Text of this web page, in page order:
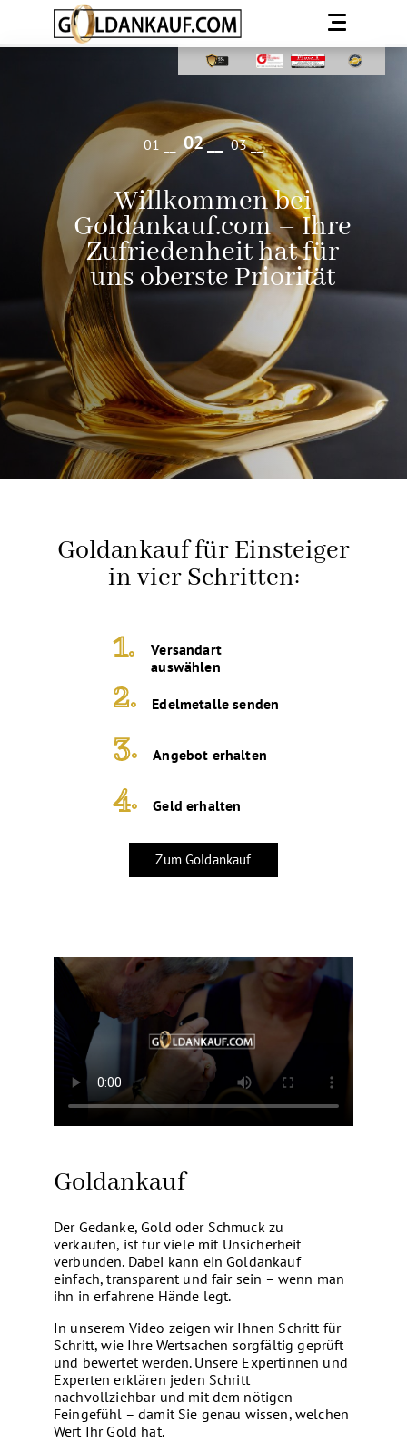
Willkommen bei
Goldankauf.com – Ihre
Zufriedenheit hat für
uns oberste Priorität
1 2 3
Goldankauf für Einsteiger
in vier Schritten:
1.
Versandart
auswählen
2. Edelmetalle senden
3. Angebot erhalten
4. Geld erhalten
Zum Goldankauf
Goldankauf
Der Gedanke, Gold oder Schmuck zu
verkaufen, ist für viele mit Unsicherheit
verbunden. Dabei kann ein Goldankauf
einfach, transparent und fair sein – wenn man
ihn in erfahrene Hände legt.
In unserem Video zeigen wir Ihnen Schritt für
Schritt, wie Ihre Wertsachen sorgfältig geprüft
und bewertet werden. Unsere Expertinnen und
Experten erklären jeden Schritt
nachvollziehbar und mit dem nötigen
Feingefühl – damit Sie genau wissen, welchen
Wert Ihr Gold hat.